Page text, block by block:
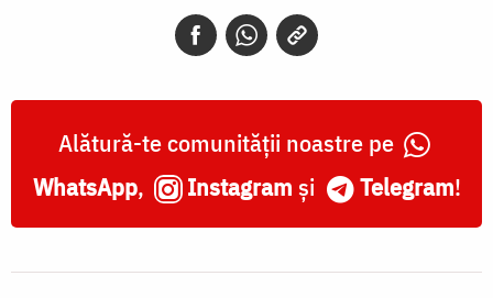
Alătură-te comunității noastre pe
WhatsApp, Instagram și Telegram!